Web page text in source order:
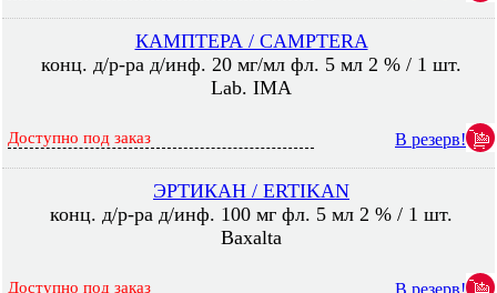
КАМПТЕРА / CAMPTERA
конц. д/р-ра д/инф. 20 мг/мл фл. 5 мл 2 % / 1 шт.
Lab. IMA
Доступно под заказ В резерв!
ЭРТИКАН / ERTIKAN
конц. д/р-ра д/инф. 100 мг фл. 5 мл 2 % / 1 шт.
Baxalta
Доступно под заказ В резерв!